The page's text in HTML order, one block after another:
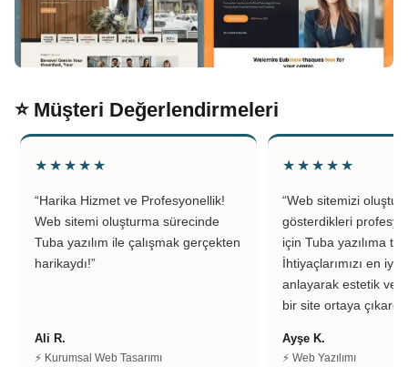
⭐ Müşteri Değerlendirmeleri
★★★★★
“Harika Hizmet ve Profesyonellik!
Web sitemi oluşturma sürecinde
Tuba yazılım ile çalışmak gerçekten
harikaydı!”
Ali R.
⚡ Kurumsal Web Tasarımı
★★★★★
“Web sitemizi
gösterdikleri
için Tuba yazılıma
İhtiyaçlarımızı en iyi
anlayarak estetik ve
bir site ortaya
Ayşe K.
⚡ Web Yazılımı